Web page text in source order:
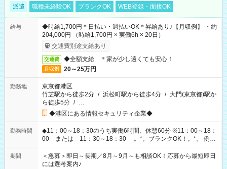
派遣 職種未経験OK ブランクOK WEB登録・面接OK
給与
◆時給1,700円＊日払い・週払いOK＊昇給あり♪【月収例】 ・約
204,000円 （時給1,700円 × 実働6h × 20日）
交通費別途支給あり
交通費 ◆全額支給 ＊家が少し遠くても安心！
月収例 20～25万円
勤務地
東京都港区
竹芝駅から徒歩2分 / 浜松町駅から徒歩4分 / 大門(東京都)駅か
ら徒歩5分 / …
◆港区にある情報セキュリティ企業◆
勤務時間
◆11：00～18：30のうち実働6時間、休憩60分 ※11：00～18：
00 または 11：30～18：30 。*。ブランクOK！。*。 例え
ば前職が、 在宅/財団法人/事務/コールセンター/受付/販売/カフェ
スタッフ スイーツ販売/ホテルフロント/化粧品販売/など 様々な
業界から入社して活躍されています♪
期間
＜急募＞即日～長期／8月～9月～も相談OK！応募から最短即日
には選考案内♪